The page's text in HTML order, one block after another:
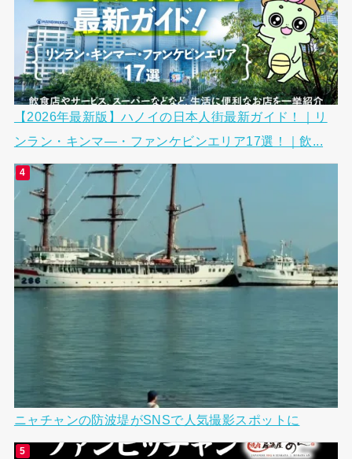
【2026年最新版】ハノイの日本人街最新ガイド！｜リ
ンラン・キンマ―・ファンケビンエリア17選！｜飲...
ニャチャンの防波堤がSNSで人気撮影スポットに